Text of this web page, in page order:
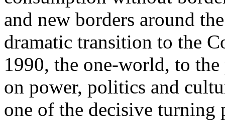
and new borders around
dramatic transition to the
1990, the one-world, to the
on power, politics and
one of the decisive turning